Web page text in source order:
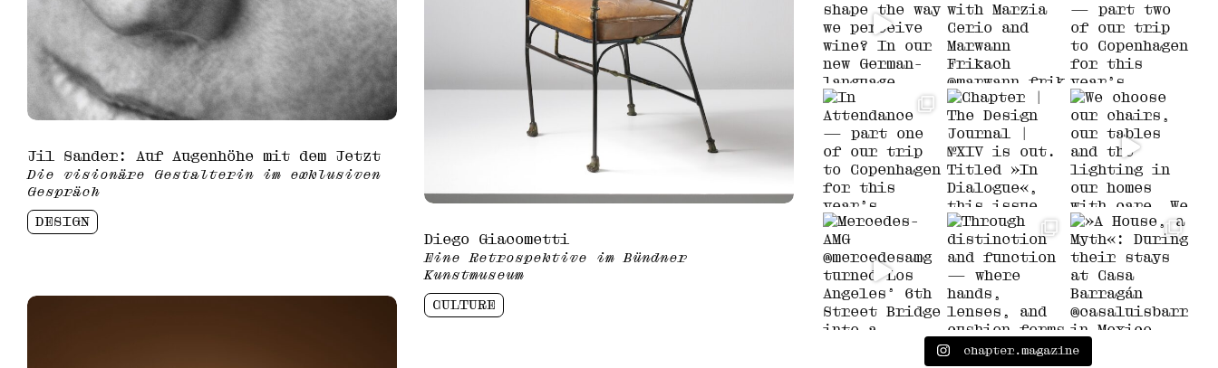
Jil Sander: Auf Augenhöhe mit dem Jetzt
Die visionäre Gestalterin im exklusiven
Gespräch
DESIGN
Diego Giacometti
Eine Retrospektive im Bündner
Kunstmuseum
CULTURE
chapter.magazine